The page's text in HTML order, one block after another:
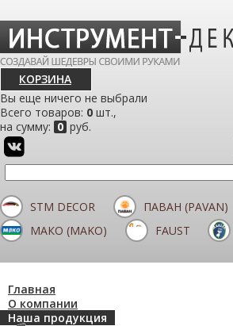
КОРЗИНА
Вы еще ничего не выбрали
Всего товаров: 0 шт.,
на сумму: 0 руб.
STM DECOR
ПАВАН (PAVAN)
МАКО (MAKO)
FAUST
Главная
О компании
Наша продукция